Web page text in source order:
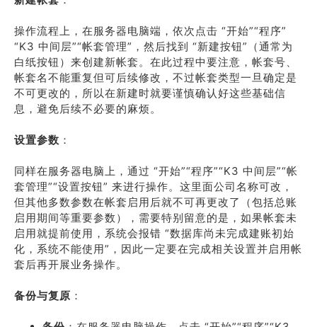
操作流程上，在服务器电脑端，依次点击 “开始”“程序”
“K3 中间层”“帐套管理”，然后找到 “新建按钮”（通常为
白纸按钮）来创建新帐套。在此过程中要注意，帐套号、
帐套名不能重复但可后续修改，不过帐套类型一旦确定是
不可更改的，所以在新建时就要谨慎确认好这些基础信
息，避免后续不必要的麻烦。
设置参数 ：
同样在服务器电脑上，通过 “开始”“程序”“K3 中间层”“帐
套管理”“设置按钮” 来进行操作。这里面公司名称可改，
但其他多数参数在帐套启用后就不可再更改了（包括总账
启用期间等重要参数），需要特别留意的是，如果帐套未
启用就提前使用，系统会报错 “数据库尚未完成建账初始
化，系统不能使用”，因此一定要在完成相关设置并启用帐
套后再开展业务操作。
备份与复原 ：